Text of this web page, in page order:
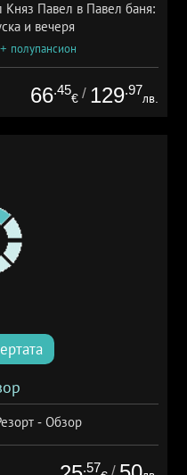
Павел в Павел баня:
и вечеря
полупансион
66.45
€ / 129.97
лв.
- Обзор
.57 /